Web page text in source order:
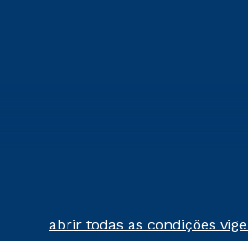
abrir todas as condições